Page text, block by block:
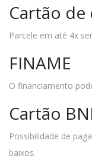
Cartão
Parcele em até 4x
FINAME
O financiamento
Cartão
Possibilidade de
baixos.